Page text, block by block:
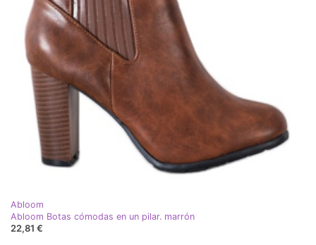
Abloom
Abloom Botas cómodas en un pilar. marrón
22,81 €